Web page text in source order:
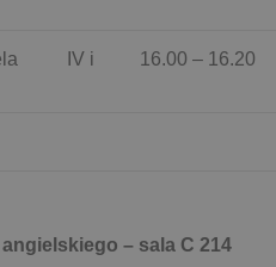
IV i 16.00 – 16.20
– sala C 214